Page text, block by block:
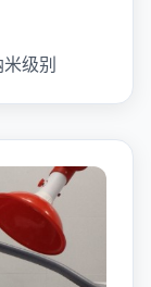
级别